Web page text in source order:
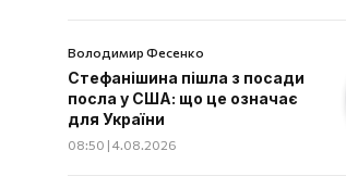
Володимир Фесенко
Стефанішина пішла з посади
посла у США: що це означає
для України
08:50 | 4.08.2026